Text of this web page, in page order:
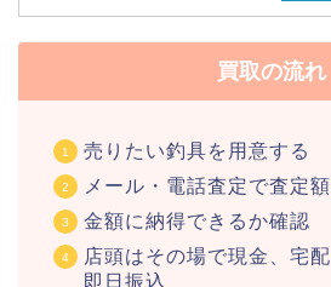
買取の流れ
売りたい釣具を用意する
メール・電話査定で査定
金額に納得できるか確認
店頭はその場で現金、宅
即日振込